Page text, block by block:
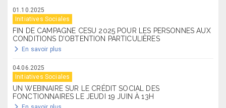
01.10.2025
Initiatives Sociales
FIN DE CAMPAGNE CESU 2025 POUR LES PERSONNES AUX
CONDITIONS D’OBTENTION PARTICULIÈRES
En savoir plus
04.06.2025
Initiatives Sociales
UN WEBINAIRE SUR LE CRÉDIT SOCIAL DES
FONCTIONNAIRES LE JEUDI 19 JUIN À 13H